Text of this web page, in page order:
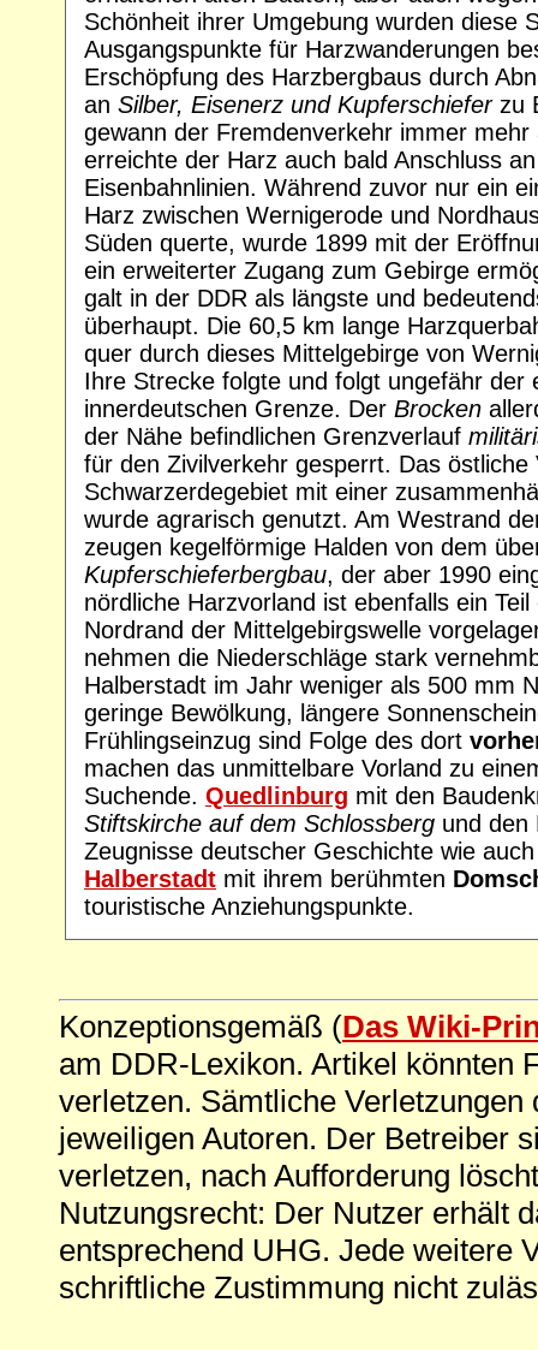
Schönheit ihrer Umgebung wurden diese
Ausgangspunkte für Harzwanderungen
Erschöpfung des Harzbergbaus durch
an Silber, Eisenerz und Kupferschieferzu
gewann der Fremdenverkehr immer
erreichte der Harz auch bald Anschluss
Eisenbahnlinien. Während zuvor nur ein
Harz zwischen Wernigerode und
Süden querte, wurde 1899 mit der
ein erweiterter Zugang zum Gebirge
galt in der DDR als längste und
überhaupt. Die 60,5 km lange
quer durch dieses Mittelgebirge von
Ihre Strecke folgte und folgt ungefähr der
innerdeutschen Grenze. Der Brocken
der Nähe befindlichen Grenzverlauf
für den Zivilverkehr gesperrt. Das östliche
Schwarzerdegebiet mit einer
wurde agrarisch genutzt. Am Westrand
zeugen kegelförmige Halden von dem
Kupferschieferbergbau, der aber 1990
nördliche Harzvorland ist ebenfalls ein
Nordrand der Mittelgebirgswelle
nehmen die Niederschläge stark
Halberstadt im Jahr weniger als 500 mm
geringe Bewölkung, längere
Frühlingseinzug sind Folge des dort
machen das unmittelbare Vorland zu
Suchende. Quedlinburg mit den
Stiftskirche auf dem Schlossberg und den
Zeugnisse deutscher Geschichte wie
Halberstadt mit ihrem berühmten
touristische Anziehungspunkte.
Konzeptionsgemäß (Das Wiki-
am DDR-Lexikon. Artikel könnten
verletzen. Sämtliche
jeweiligen Autoren. Der Betreiber
verletzen, nach Aufforderung
Nutzungsrecht: Der Nutzer erhält
entsprechend UHG. Jede weitere
schriftliche Zustimmung nicht